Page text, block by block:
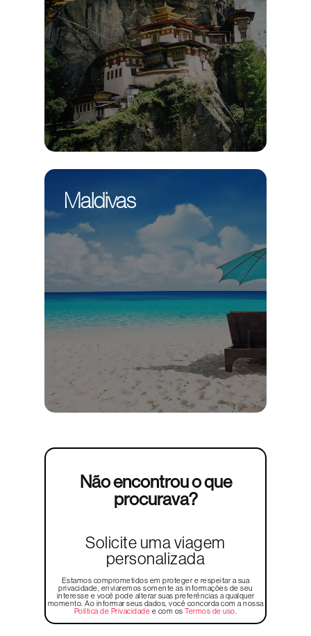
Maldivas
Não encontrou o que
procurava?
Solicite uma viagem
personalizada
Estamos comprometidos em proteger e respeitar a sua
privacidade, enviaremos somente as informações de seu
interesse e você pode alterar suas preferências a qualquer
momento. Ao informar seus dados, você concorda com a nossa
Política de Privacidade e com osTermos de uso